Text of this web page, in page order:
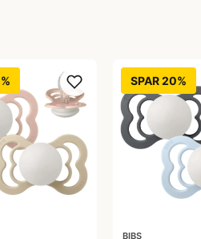
SPAR 20%
BIBS